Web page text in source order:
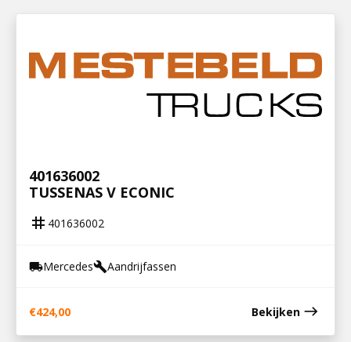
401636002
TUSSENAS V ECONIC
tag 401636002
local_shippingMercedesbuildAandrijfassen
€424,00 Bekijken east